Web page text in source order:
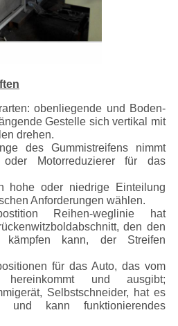
obenliegende und Boden-
Gestelle sich vertikal mit
drehen.
des Gummistreifens nimmt
oder Motorreduzierer für das
hohe oder niedrige Einteilung
Anforderungen wählen.
Reihen-weglinie hat
den den
kämpfen kann, der Streifen
für das Auto, das vom
hereinkommt und ausgibt;
Selbstschneider, hat es
und kann funktionierendes